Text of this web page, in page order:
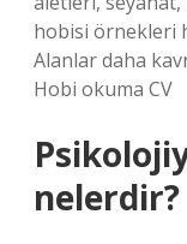
hobisi örnekleri
Alanlar daha
Hobi okuma CV
nelerdir?